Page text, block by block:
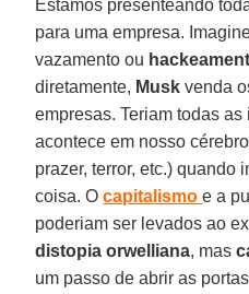
Estamos presenteando
para uma empresa.
vazamento ou
diretamente, Musk venda
empresas. Teriam todas
acontece em nosso
prazer, terror, etc.) quando
coisa. Ocapitalismo e a
poderiam ser levados ao
distopia orwelliana, mas
um passo de abrir as